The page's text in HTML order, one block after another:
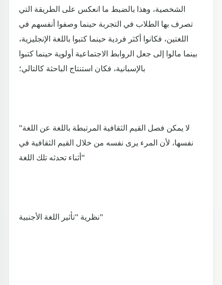
الشخصية، وهذا بالضبط ما انعكس على الطريقة التي
تصرف بها الطلاب في التجربة حينما وصفوا أنفسهم في
اللغتين، فكانوا أكثر فردية حينما كتبوا باللغة الإنجليزية،
بينما مالوا إلى جعل الروابط الاجتماعية أولوية حينما كتبوا
بالإسبانية، فكان استنتاج الباحثة كالتالي؛
"لا يمكن فصل القيم الثقافية المرتبطة باللغة عن اللغة
نفسها، لأن المرء يرى نفسه من خلال القيم الثقافية في
أثناء تحدثه تلك اللغة"
نظرية "تأثير اللغة الأجنبية"